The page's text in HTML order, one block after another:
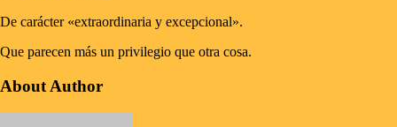
De carácter «extraordinaria y excepcional».
Que parecen más un privilegio que otra cosa.
About Author